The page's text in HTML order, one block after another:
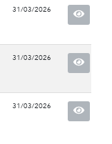
31/03/2026
31/03/2026
31/03/2026